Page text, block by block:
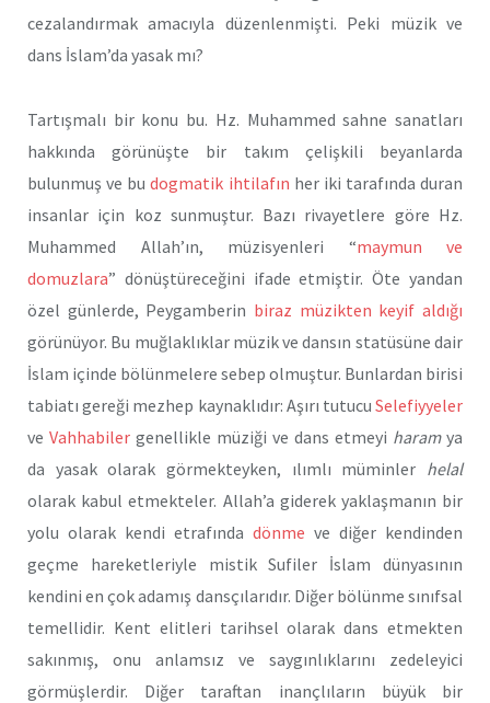
cezalandırmak amacıyla düzenlenmişti. Peki müzik ve
dans İslam’da yasak mı?
Tartışmalı bir konu bu. Hz. Muhammed sahne sanatları
hakkında görünüşte bir takım çelişkili beyanlarda
bulunmuş ve budogmatik ihtilafın her iki tarafında duran
insanlar için koz sunmuştur. Bazı rivayetlere göre Hz.
Muhammed Allah’ın, müzisyenleri “maymun ve
domuzlara” dönüştüreceğini ifade etmiştir. Öte yandan
özel günlerde, Peygamberin biraz müzikten keyif aldığı
görünüyor. Bu muğlaklıklar müzik ve dansın statüsüne dair
İslam içinde bölünmelere sebep olmuştur. Bunlardan birisi
tabiatı gereği mezhep kaynaklıdır: Aşırı tutucu Selefiyyeler
ve Vahhabiler genellikle müziği ve dans etmeyi haramya
da yasak olarak görmekteyken, ılımlı müminler helal
olarak kabul etmekteler. Allah’a giderek yaklaşmanın bir
yolu olarak kendi etrafında dönme ve diğer kendinden
geçme hareketleriyle mistik Sufiler İslam dünyasının
kendini en çok adamış dansçılarıdır. Diğer bölünme sınıfsal
temellidir. Kent elitleri tarihsel olarak dans etmekten
sakınmış, onu anlamsız ve saygınlıklarını zedeleyici
görmüşlerdir. Diğer taraftan inançlıların büyük bir